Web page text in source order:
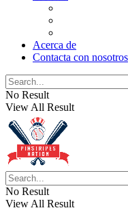
Acerca de
Contacta con nosotros
No Result
View All Result
No Result
View All Result